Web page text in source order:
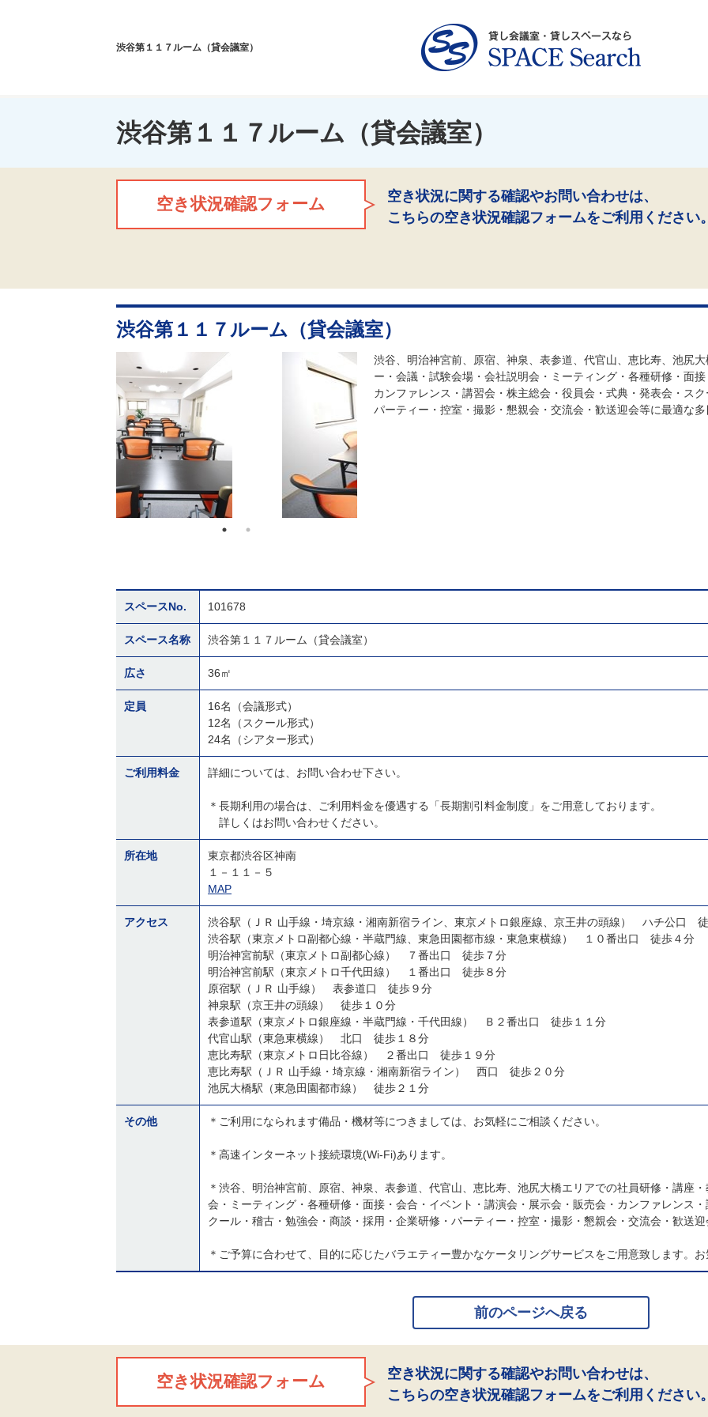
渋谷第１１７ルーム（貸会議室）
渋谷第１１７ルーム（貸会議室）
空き状況確認フォーム
空き状況に関する確認やお問い合わせは、
こちらの空き状況確認フォームをご利用ください
渋谷第１１７ルーム（貸会議室）
渋谷、明治神宮前、原宿、神泉、表参道、代官山、恵比寿、池尻
ー・会議・試験会場・会社説明会・ミーティング・各種研修・面
カンファレンス・講習会・株主総会・役員会・式典・発表会・ス
パーティー・控室・撮影・懇親会・交流会・歓送迎会等に最適な
スペースNo. 101678
スペース名称 渋谷第１１７ルーム（貸会議室）
広さ 36㎡
定員
16名（会議形式）
12名（スクール形式）
24名（シアター形式）
ご利用料金 詳細については、お問い合わせ下さい。
＊長期利用の場合は、ご利用料金を優遇する「長期割引料金制度」をご用意しております。
詳しくはお問い合わせください。
所在地
東京都渋谷区神南
１－１１－５
MAP
アクセス
渋谷駅（ＪＲ 山手線・埼京線・湘南新宿ライン、東京メトロ銀座線、京王井の頭線） ハチ公口
渋谷駅（東京メトロ副都心線・半蔵門線、東急田園都市線・東急東横線） １０番出口 徒歩４分
明治神宮前駅（東京メトロ副都心線） ７番出口 徒歩７分
明治神宮前駅（東京メトロ千代田線） １番出口 徒歩８分
原宿駅（ＪＲ 山手線） 表参道口 徒歩９分
神泉駅（京王井の頭線） 徒歩１０分
表参道駅（東京メトロ銀座線・半蔵門線・千代田線） Ｂ２番出口 徒歩１１分
代官山駅（東急東横線） 北口 徒歩１８分
恵比寿駅（東京メトロ日比谷線） ２番出口 徒歩１９分
恵比寿駅（ＪＲ 山手線・埼京線・湘南新宿ライン） 西口 徒歩２０分
池尻大橋駅（東急田園都市線） 徒歩２１分
その他 ＊ご利用になられます備品・機材等につきましては、お気軽にご相談ください。
＊高速インターネット接続環境(Wi-Fi)あります。
＊渋谷、明治神宮前、原宿、神泉、表参道、代官山、恵比寿、池尻大橋エリアでの社員研修・講座
会・ミーティング・各種研修・面接・会合・イベント・講演会・展示会・販売会・カンファレンス
クール・稽古・勉強会・商談・採用・企業研修・パーティー・控室・撮影・懇親会・交流会・歓送
＊ご予算に合わせて、目的に応じたバラエティー豊かなケータリングサービスをご用意致します。
前のページへ戻る
空き状況確認フォーム
空き状況に関する確認やお問い合わせは、
こちらの空き状況確認フォームをご利用ください